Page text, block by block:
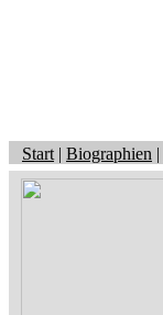
Start | Biographien |